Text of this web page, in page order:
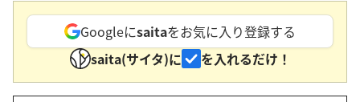
Googleにsaitaをお気に入り登録する
saita(サイタ)に
を入れるだけ！